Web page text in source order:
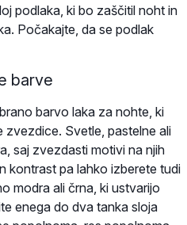
podlaka, ki bo zaščitil noht in
Počakajte, da se podlak
barve
barvo laka za nohte, ki
Svetle, pastelne ali
saj zvezdasti motivi na njih
kontrast pa lahko izberete tudi
modra ali črna, ki ustvarijo
enega do dva tanka sloja